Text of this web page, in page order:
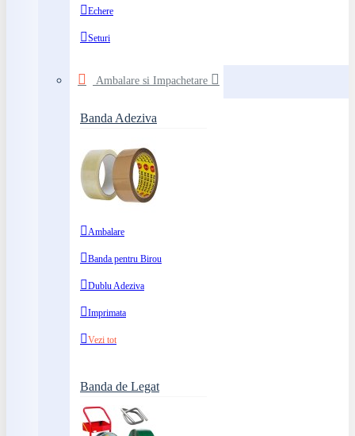
Echere
Seturi
Ambalare si Impachetare
Banda Adeziva
Ambalare
Banda pentru Birou
Dublu Adeziva
Imprimata
Vezi tot
Banda de Legat